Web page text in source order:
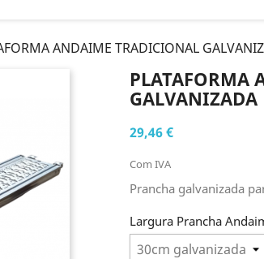
ANDAIME TRADICIONAL
PLATAFORMA
GALVANIZADA
29,46 €
Com IVA
Prancha galvanizada
Largura Prancha